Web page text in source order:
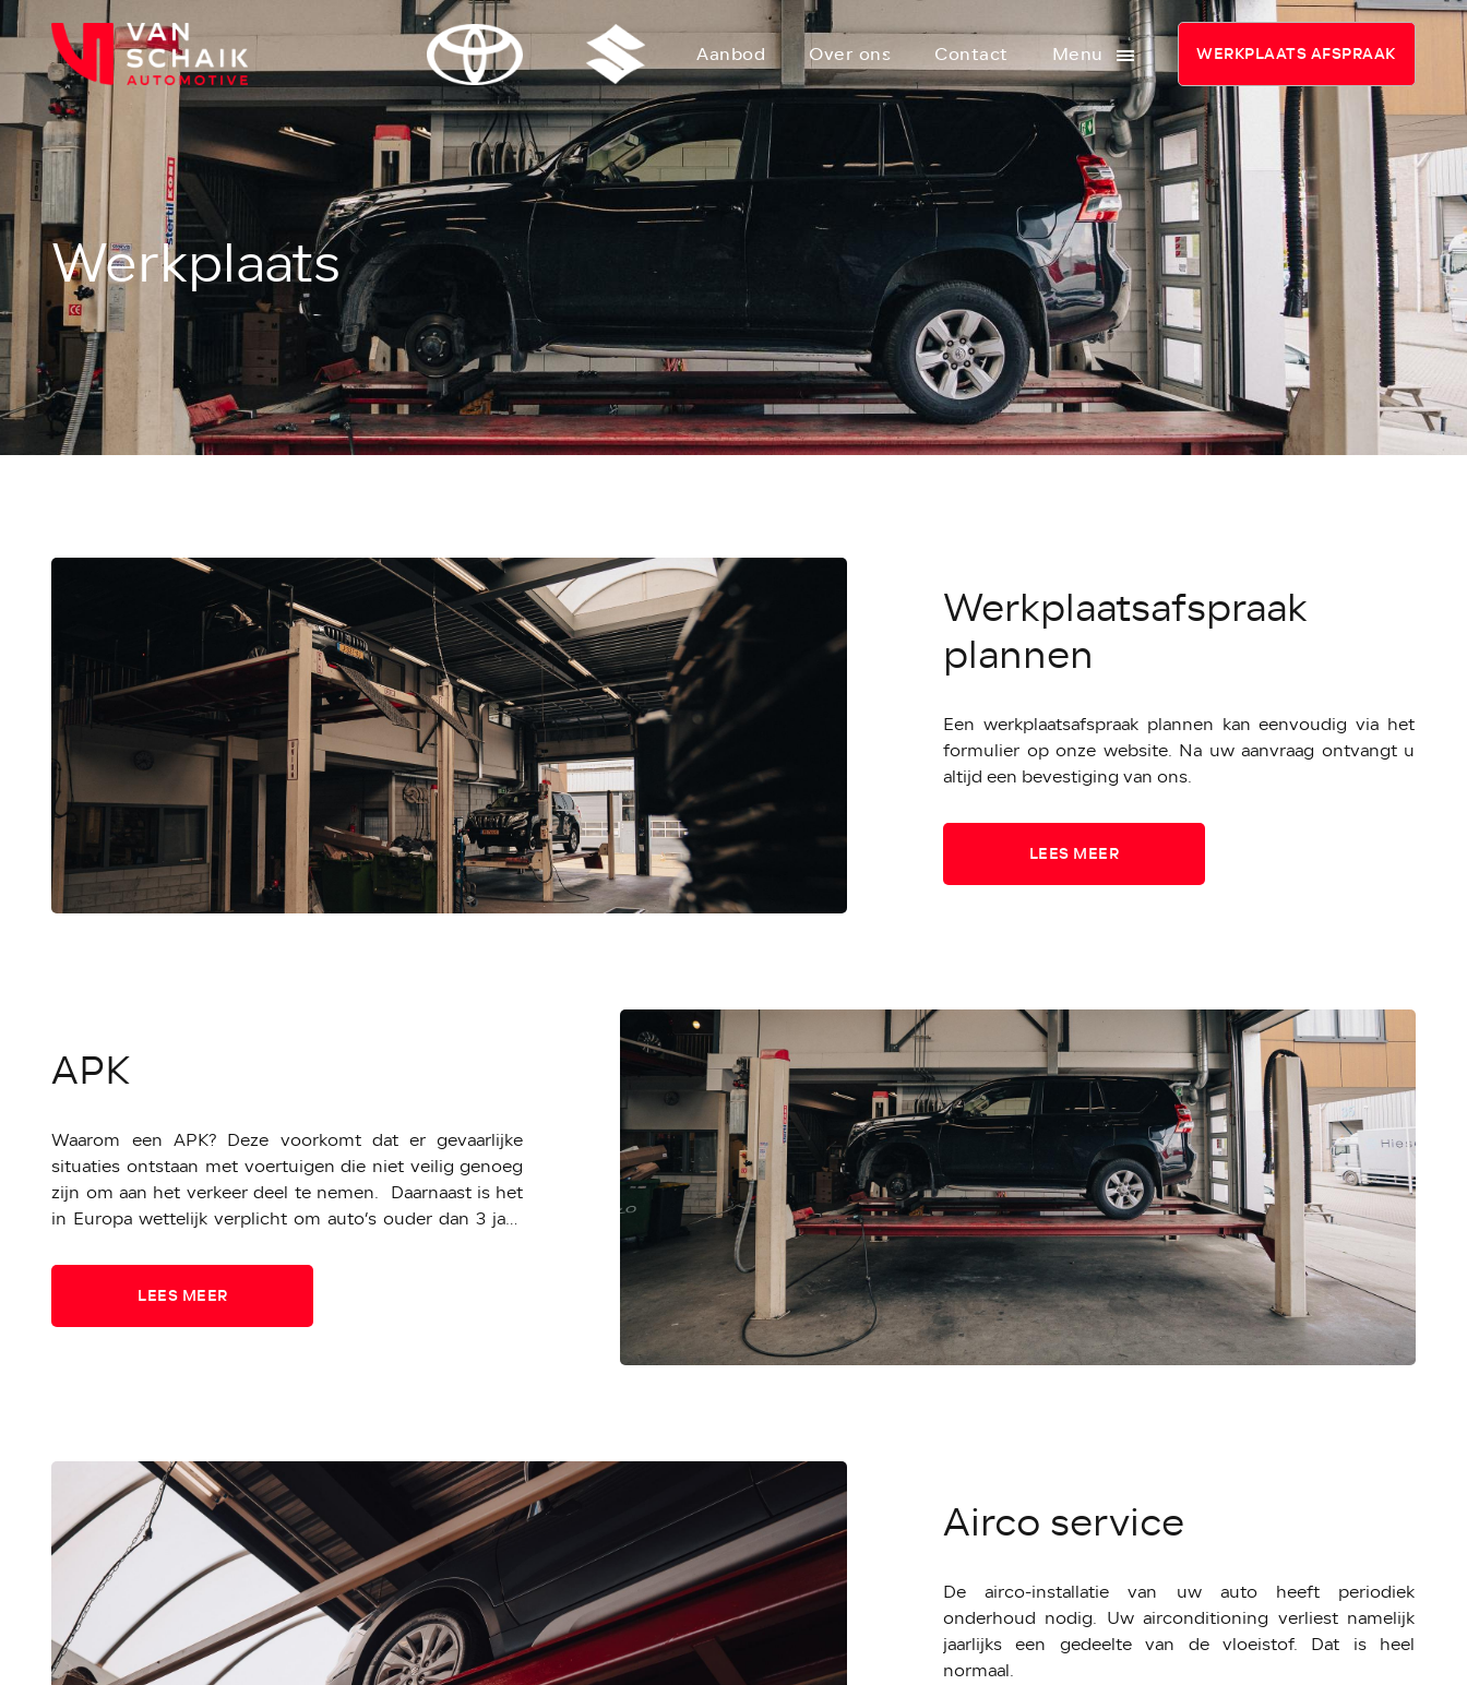
Aanbod Over ons Contact Menu WERKPLAATS AFSPRAAK
Werkplaats
Werkplaatsafspraak
plannen
Een werkplaatsafspraak plannen kan eenvoudig via het
formulier op onze website. Na uw aanvraag ontvangt u
altijd een bevestiging van ons.
LEES MEER
APK
Waarom een APK? Deze voorkomt dat er gevaarlijke
situaties ontstaan met voertuigen die niet veilig genoeg
zijn om aan het verkeer deel te nemen. Daarnaast is het
in Europa wettelijk verplicht om auto’s ouder dan 3 jaar,
LEES MEER
Airco service
De airco-installatie van uw auto heeft periodiek
onderhoud nodig. Uw airconditioning verliest namelijk
jaarlijks een gedeelte van de vloeistof. Dat is heel
normaal.